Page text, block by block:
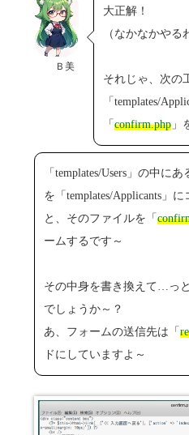
Ｂ美
大正解！
（なかなかやる
それじゃ、次の
「templates/
「 confirm.php」
「templates/Users」の中にあ
を「templates/Applicants」
と、そのファイルを「
ームするです～
その中身を書き換えて…っ
でしょうか～？
あ、フォームの送信先は「
ドにしていますよ～